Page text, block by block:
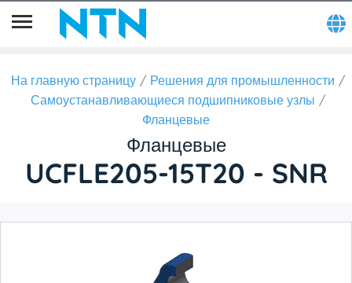
На главную страницу
Решения для промышленности
Самоустанавливающиеся подшипниковые узлы
Фланцевые
Фланцевые
UCFLE205-15T20 - SNR